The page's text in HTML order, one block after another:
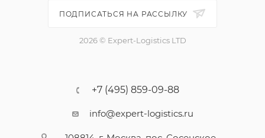
ПОДПИСАТЬСЯ НА РАССЫЛКУ
2026 © Expert-Logistics LTD
+7 (495) 859-09-88
info@expert-logistics.ru